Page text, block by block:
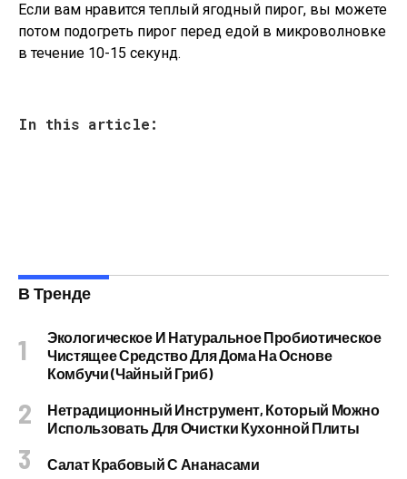
Если вам нравится теплый ягодный пирог, вы можете
потом подогреть пирог перед едой в микроволновке
в течение 10-15 секунд.
In this article:
В Тренде
Экологическое И Натуральное Пробиотическое
Чистящее Средство Для Дома На Основе
Комбучи (чайный Гриб)
Нетрадиционный Инструмент, Который Можно
Использовать Для Очистки Кухонной Плиты
Салат Крабовый С Ананасами